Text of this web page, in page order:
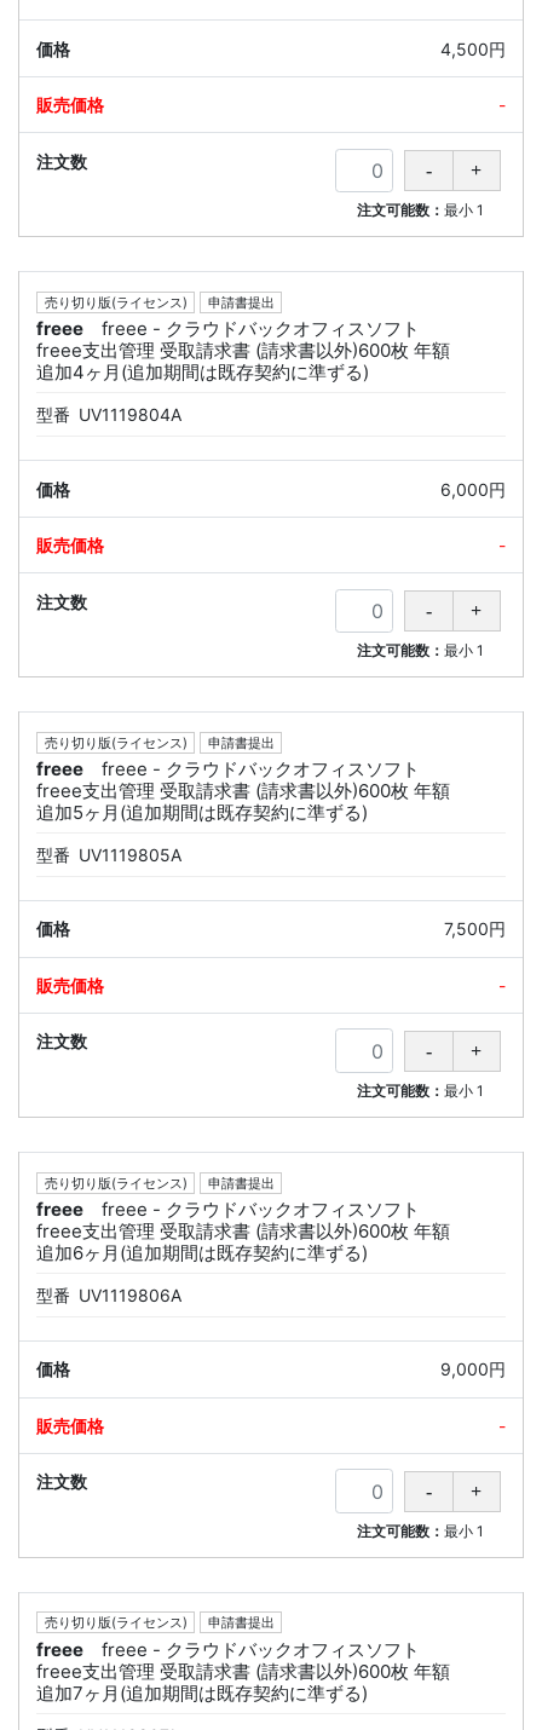
4,500円
-
注文可能数：最小 1
売り切り版(ライセンス) 申請書提出
freee
freee - クラウドバックオフィスソフト
freee支出管理 受取請求書 (請求書以外)600枚 年額
追加4ヶ月(追加期間は既存契約に準ずる)
型番 UV1119804A
6,000円
-
注文可能数：最小 1
売り切り版(ライセンス) 申請書提出
freee
freee - クラウドバックオフィスソフト
freee支出管理 受取請求書 (請求書以外)600枚 年額
追加5ヶ月(追加期間は既存契約に準ずる)
型番 UV1119805A
7,500円
-
注文可能数：最小 1
売り切り版(ライセンス) 申請書提出
freee
freee - クラウドバックオフィスソフト
freee支出管理 受取請求書 (請求書以外)600枚 年額
追加6ヶ月(追加期間は既存契約に準ずる)
型番 UV1119806A
9,000円
-
注文可能数：最小 1
売り切り版(ライセンス) 申請書提出
freee
freee - クラウドバックオフィスソフト
freee支出管理 受取請求書 (請求書以外)600枚 年額
追加7ヶ月(追加期間は既存契約に準ずる)